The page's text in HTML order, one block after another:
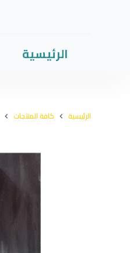
الرئيسية
الرئيسية كافة المنتجات